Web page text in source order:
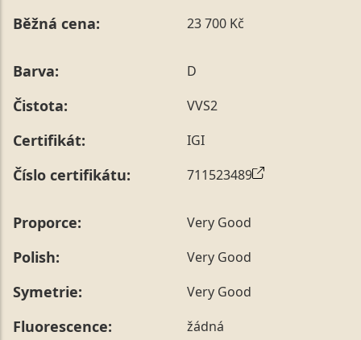
Běžná cena: 23 700 Kč
Barva: D
Čistota: VVS2
Certifikát: IGI
Číslo certifikátu: 711523489
Proporce: Very Good
Polish: Very Good
Symetrie: Very Good
Fluorescence: žádná